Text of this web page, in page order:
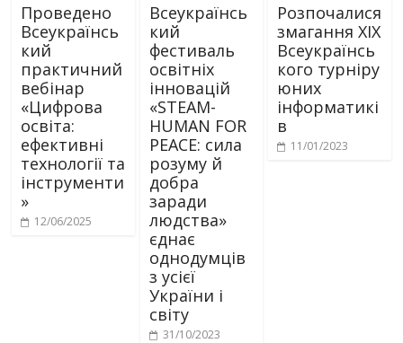
Проведено
Всеукраїнсь
кий
практичний
вебінар
«Цифрова
освіта:
ефективні
технології та
інструменти
»
12/06/2025
Всеукраїнсь
кий
фестиваль
освітніх
інновацій
«STEAM-
HUMAN FOR
PEACE: сила
розуму й
добра
заради
людства»
єднає
однодумців
з усієї
України і
світу
31/10/2023
Розпочалися
змагання XIX
Всеукраїнсь
кого турніру
юних
інформатикі
в
11/01/2023